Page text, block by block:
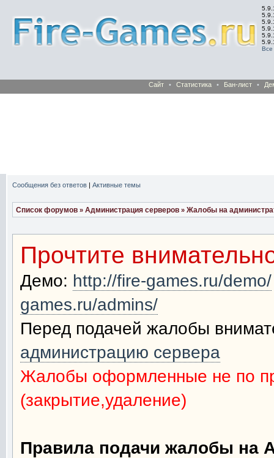
Все
Сайт • Статистика • Бан-лист •
Сообщения без ответов | Активные темы
Список форумов » Администрация серверов » Жалобы на
Прочтите
Демо: http://fire-games.ru/demo/
games.ru/admins/
Перед подачей жалобы
администрацию сервера
Жалобы оформленные не по
(закрытие,удаление)
Правила подачи жалобы на